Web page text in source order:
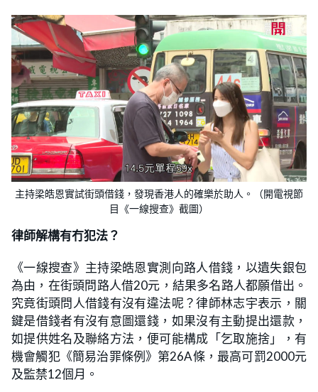
主持梁皓恩實試街頭借錢，發現香港人的確樂於助人。（開電視節
目《一線搜查》截圖）
律師解構有冇犯法？
《一線搜查》主持梁皓恩實測向路人借錢，以遺失銀包
為由，在街頭問路人借20元，結果多名路人都願借出。
究竟街頭問人借錢有沒有違法呢？律師林志宇表示，關
鍵是借錢者有沒有意圖還錢，如果沒有主動提出還款，
如提供姓名及聯絡方法，便可能構成「乞取施捨」，有
機會觸犯《簡易治罪條例》第26A條，最高可罰2000元
及監禁12個月。